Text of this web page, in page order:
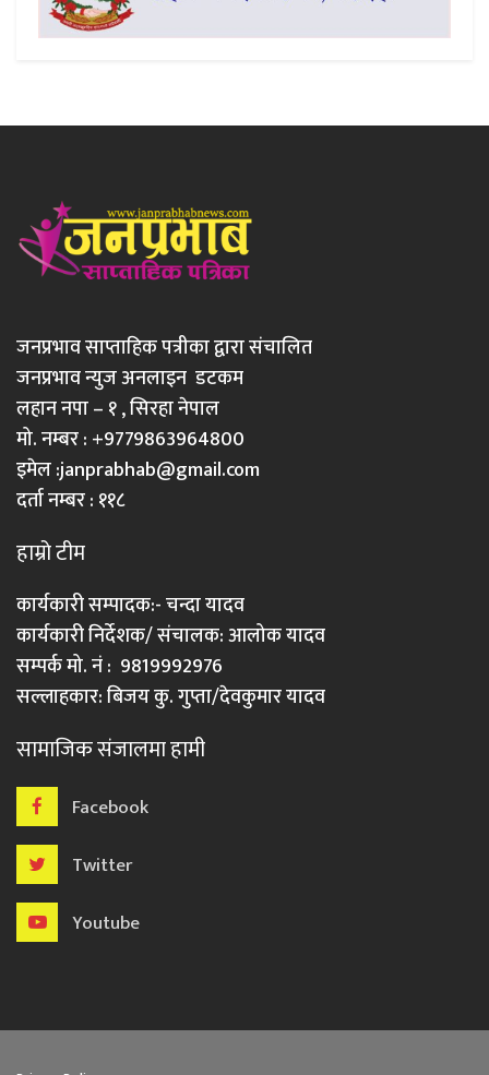
जनप्रभाव साप्ताहिक पत्रीका द्वारा संचालित
जनप्रभाव न्युज अनलाइन डटकम
लहान नपा – १ , सिरहा नेपाल
मो. नम्बर : +9779863964800
इमेल :janprabhab@gmail.com
दर्ता नम्बर : ११८
हाम्रो टीम
कार्यकारी सम्पादक:- चन्दा यादव
कार्यकारी निर्देशक/ संचालक: आलोक यादव
सम्पर्क मो. नं : 9819992976
सल्लाहकार: बिजय कु. गुप्ता/देवकुमार यादव
सामाजिक संजालमा हामी
Facebook
Twitter
Youtube